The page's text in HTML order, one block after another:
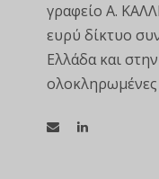
γραφείο Α.
ευρύ δίκτυο
Ελλάδα και
ολοκληρωμένες